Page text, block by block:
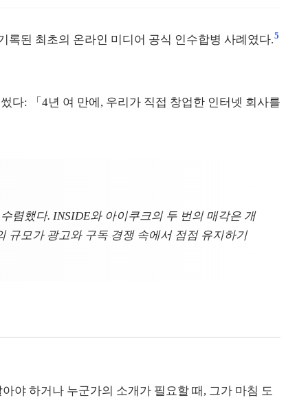
록된 최초의 온라인 미디어 공식 인수합병 사례였다.5
다: 「4년 여 만에, 우리가 직접 창업한 인터넷 회사를
렴했다. INSIDE와 아이쿠크의 두 번의 매각은 개
모가 광고와 구독 경쟁 속에서 점점 유지하기
야 하거나 누군가의 소개가 필요할 때, 그가 마침 도